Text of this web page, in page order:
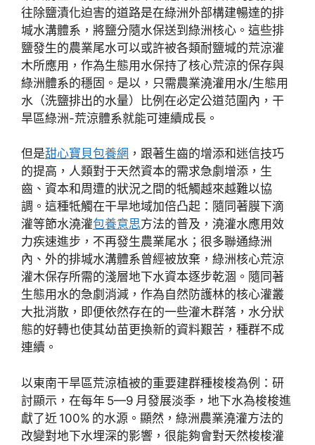
往除鹽漬化迫害的道路是在綠洲外部構建暢達的排
堿水溝體系，將鹽分隨水保送到綠洲核心。這些排
鹽發生的農業尾水可以或許被各類耐鹽堿的荒涼灌
木所應用，作為生態用水保持了核心荒涼的保存與
綠洲體系的穩固。是以，只需農業澆灌用水/生態用
水（洗鹽排出的水量）比例在必定公道范圍內，干
旱區綠洲-荒涼體系就能可連續成長。
但是甜心寶貝包養網 ，跟著生齒的增添和迷信技巧
的提高，人類對于天然資本的需求急劇增添，生
齒、資本和周遭的狀況之間的牴觸越來越難以協
調。這種牴觸在干旱地域加倍凸起：隨同著膜下滴
灌等節水澆灌包養意思方法的普及，澆灌水應用效
力疾速進步，不再發生農業尾水；很多聯通綠洲
內、外的排堿水溝體系曾經被放棄，綠洲核心荒涼
灌木保存所需的淺層地下水資本逐步乾涸。隨同著
生態用水的急劇消減，作為自然防護林的核心灌叢
大批消散，即便依然存在的一些灌木群落，水分狀
態的好轉也使其幼苗更換新的資料艱苦，種群不成
連續。
以東南干旱區荒涼植被的重要建群種梭梭為例：研
討顯示，在每年 5—9 月發展淡季，地下水為梭梭進
獻了近 100% 的水源。顯然，綠洲農業澆灌方法的
改變對地下水埋深的影響，很能夠會對天然梭梭灌